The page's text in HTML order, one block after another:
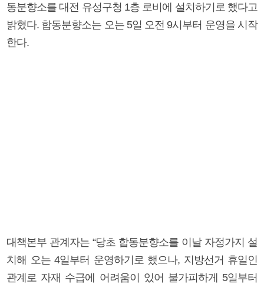
동분향소를 대전 유성구청 1층 로비에 설치하기로 했다고
밝혔다. 합동분향소는 오는 5일 오전 9시부터 운영을 시작
한다.
대책본부 관계자는 “당초 합동분향소를 이날 자정가지 설
치해 오는 4일부터 운영하기로 했으나, 지방선거 휴일인
관계로 자재 수급에 어려움이 있어 불가피하게 5일부터